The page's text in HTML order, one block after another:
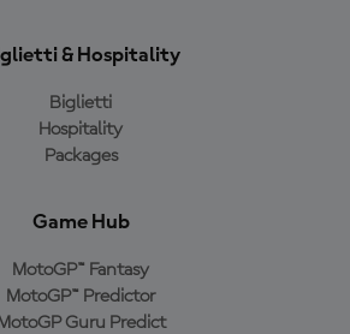
& Hospitality
Biglietti
Hospitality
Packages
Game Hub
MotoGP™ Fantasy
MotoGP™ Predictor
MotoGP Guru Predict